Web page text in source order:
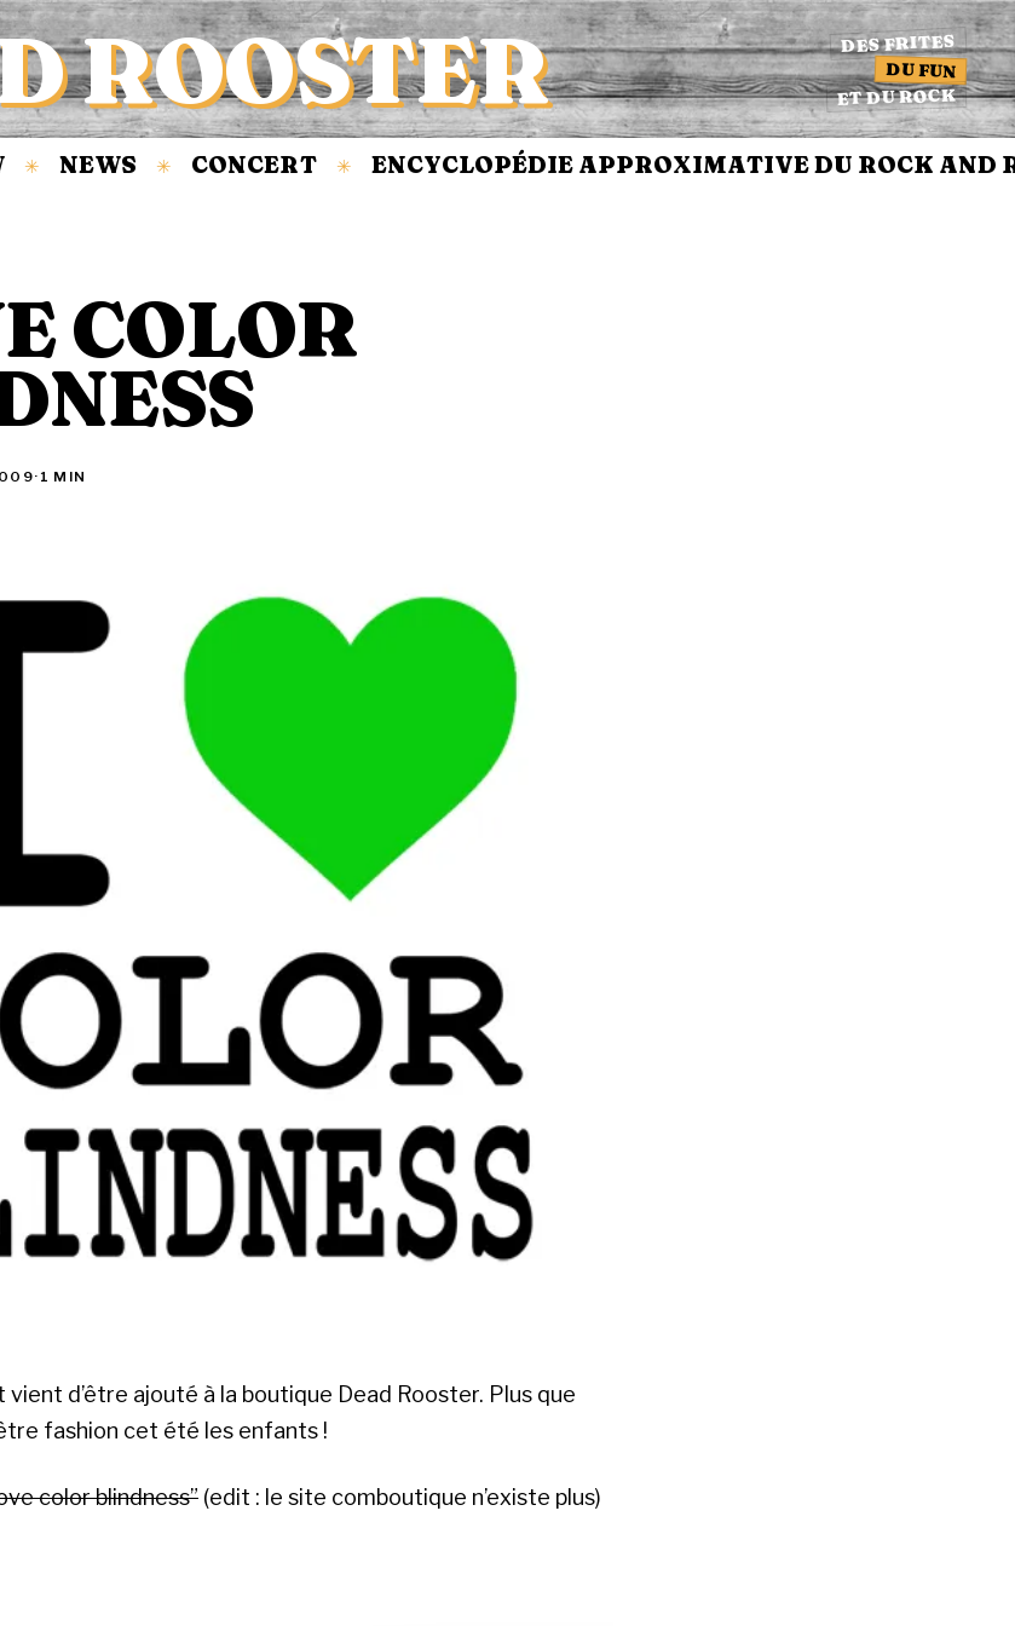
ROOSTER DES FRITES
DU FUN
ET DU ROCK
✳ NEWS ✳ CONCERT ✳ ENCYCLOPÉDIE APPROXIMATIVE DU ROCK AND
COLOR
· 1 MIN
d’être ajouté à la boutique Dead Rooster. Plus que
fashion cet été les enfants !
color blindness” (edit : le site comboutique n’existe plus)